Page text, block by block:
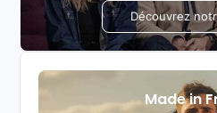
Découvrez
Made in